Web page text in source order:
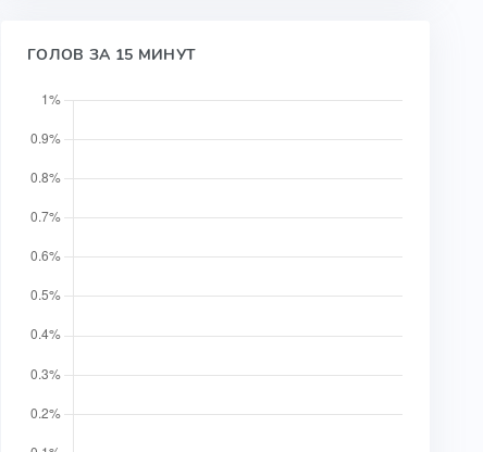
ГОЛОВ ЗА 15 МИНУТ